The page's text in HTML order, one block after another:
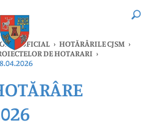
OFICIAL › HOTĂRÂRILE CJSM ›
DE HOTARARI ›